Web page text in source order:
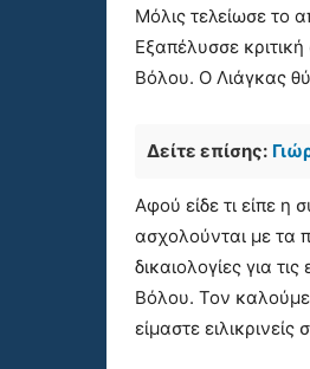
Μόλις τελείωσε το
Εξαπέλυσσε
Βόλου. Ο Λιάγκας
Δείτε επίσης:
Αφού είδε τι είπε η
ασχολούνται με τα
δικαιολογίες για
Βόλου. Τον καλούμε
είμαστε